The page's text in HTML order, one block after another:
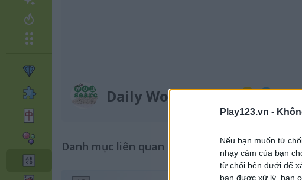
Play123.vn -
Nếu bạn muốn từ
nhạy cảm của bạn
từ chối bên dưới để
bạn được xử lý, bạn
Daily Word Search
Danh mục liên quan